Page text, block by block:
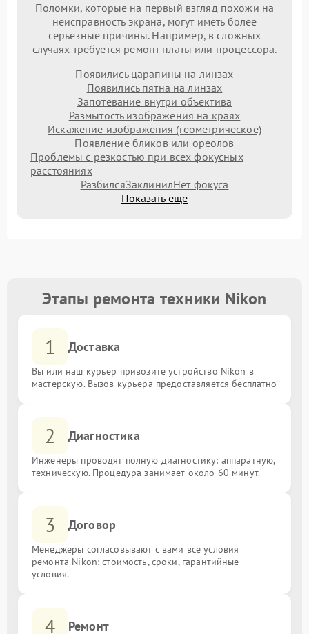
Поломки, которые на первый взгляд похожи на
неисправность экрана, могут иметь более
серьезные причины. Например, в сложных
случаях требуется ремонт платы или процессора.
Появились царапины на линзах
Появились пятна на линзах
Запотевание внутри объектива
Размытость изображения на краях
Искажение изображения (геометрическое)
Появление бликов или ореолов
Проблемы с резкостью при всех фокусных
расстояниях
РазбилсяЗаклинилНет фокуса
Показать еще
Этапы ремонта техники Nikon
1 Доставка
Вы или наш курьер привозите устройство Nikon в
мастерскую. Вызов курьера предоставляется бесплатно
2 Диагностика
Инженеры проводят полную диагностику: аппаратную,
техническую. Процедура занимает около 60 минут.
3 Договор
Менеджеры согласовывают с вами все условия
ремонта Nikon: стоимость, сроки, гарантийные
условия.
4 Ремонт